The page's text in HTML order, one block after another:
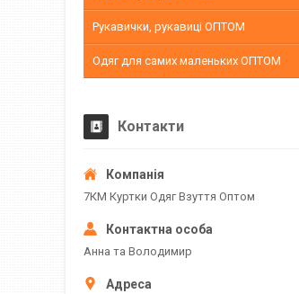
Рукавички, рукавиці ОПТОМ
Одяг для самих маленьких ОПТОМ
Контакти
7КМ Куртки Одяг Взуття Оптом
Анна та Володимир